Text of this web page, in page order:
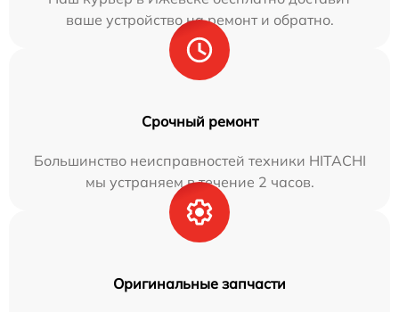
ваше устройство на ремонт и обратно.
Срочный ремонт
Большинство неисправностей техники HITACHI
мы устраняем в течение 2 часов.
Оригинальные запчасти